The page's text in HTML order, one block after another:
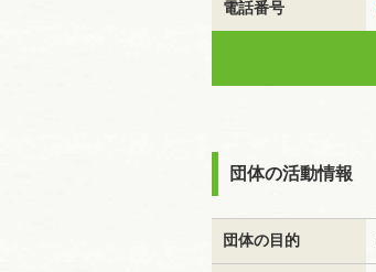
電話番号
団体の活動情報
団体の目的